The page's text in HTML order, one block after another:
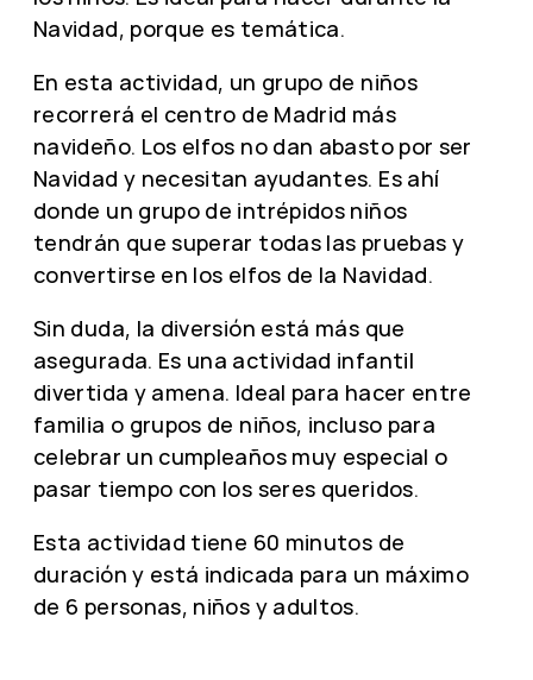
Navidad, porque es temática.
En esta actividad, un grupo de niños
recorrerá el centro de Madrid más
navideño. Los elfos no dan abasto por ser
Navidad y necesitan ayudantes. Es ahí
donde un grupo de intrépidos niños
tendrán que superar todas las pruebas y
convertirse en los elfos de la Navidad.
Sin duda, la diversión está más que
asegurada. Es una actividad infantil
divertida y amena. Ideal para hacer entre
familia o grupos de niños, incluso para
celebrar un cumpleaños muy especial o
pasar tiempo con los seres queridos.
Esta actividad tiene 60 minutos de
duración y está indicada para un máximo
de 6 personas, niños y adultos.